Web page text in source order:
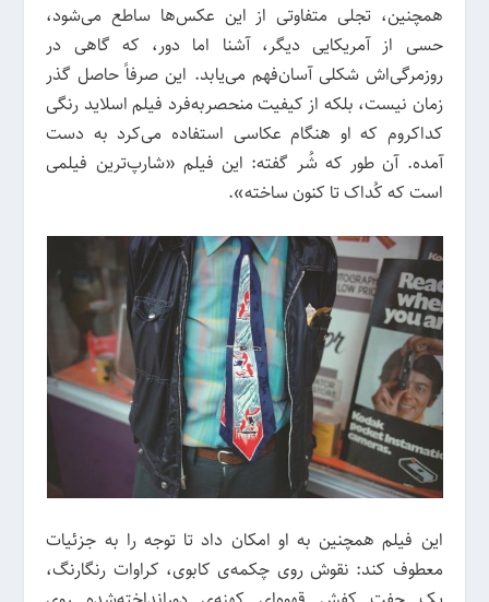
همچنین، تجلی متفاوتی از این عکس‌ها ساطع می‌شود،
حسی از آمریکایی دیگر، آشنا اما دور، که گاهی در
روزمرگی‌اش شکلی آسان‌فهم می‌یابد. این صرفاً حاصل گذر
زمان نیست، بلکه از کیفیت منحصربه‌فرد فیلم اسلاید رنگی
کداکروم که او هنگام عکاسی استفاده می‌کرد به دست
آمده. آن طور که شُر گفته: این فیلم «شارپ‌ترین فیلمی
است که کُداک تا کنون ساخته».
این فیلم همچنین به او امکان داد تا توجه را به جزئیات
معطوف کند: نقوش روی چکمه‌ی کابوی، کراوات رنگارنگ،